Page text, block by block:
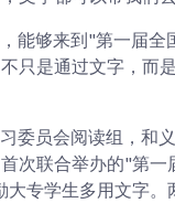
能够来到"第一届全
只是通过文字，而
委员会阅读组，和
次联合举办的"第一
大专学生多用文字。